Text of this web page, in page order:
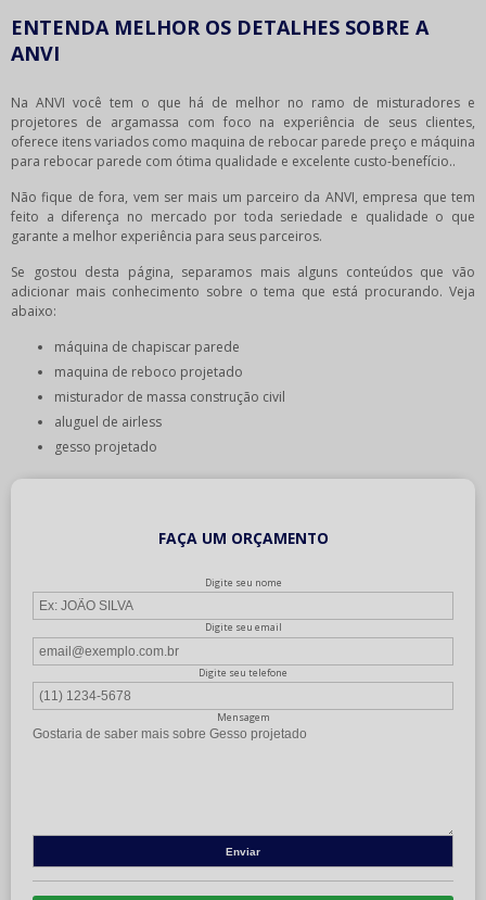
ENTENDA MELHOR OS DETALHES SOBRE A
ANVI
Na ANVI você tem o que há de melhor no ramo de misturadores e
projetores de argamassa com foco na experiência de seus clientes,
oferece itens variados como maquina de rebocar parede preço e máquina
para rebocar parede com ótima qualidade e excelente custo-benefício..
Não fique de fora, vem ser mais um parceiro da ANVI, empresa que tem
feito a diferença no mercado por toda seriedade e qualidade o que
garante a melhor experiência para seus parceiros.
Se gostou desta página, separamos mais alguns conteúdos que vão
adicionar mais conhecimento sobre o tema que está procurando. Veja
abaixo:
máquina de chapiscar parede
maquina de reboco projetado
misturador de massa construção civil
aluguel de airless
gesso projetado
FAÇA UM ORÇAMENTO
Digite seu nome
Digite seu email
Digite seu telefone
Mensagem